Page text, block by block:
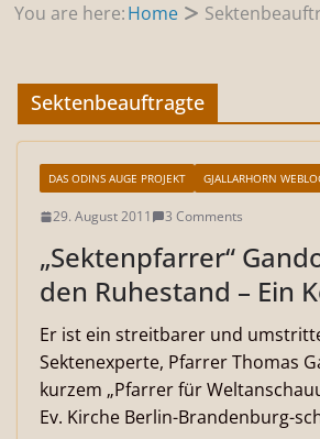
You are here:Home
Sektenbeauftragte
DAS ODINS AUGE PROJEKT GJALLARHORN
29. August 2011 3 Comments
„Sektenpfarrer“
den Ruhestand – Ein
Er ist ein streitbarer und
Sektenexperte, Pfarrer Thomas
kurzem „Pfarrer für
Ev. Kirche Berlin-Brandenburg-